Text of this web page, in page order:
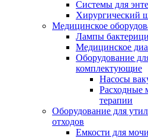
Системы для
Хирургический
Медицинское
Лампы
Медицинское
Оборудование
комплектующие
Насосы
Расходные
терапии
Оборудование для
отходов
Емкости для мочи